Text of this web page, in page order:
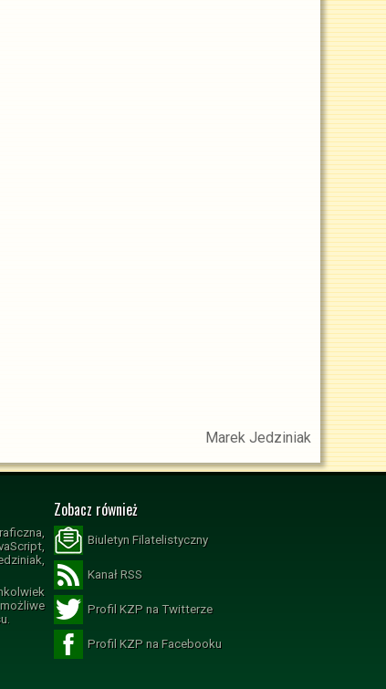
Marek Jedziniak
Zobacz również
Biuletyn Filatelistyczny
Kanał RSS
Profil KZP na Twitterze
Profil KZP na Facebooku